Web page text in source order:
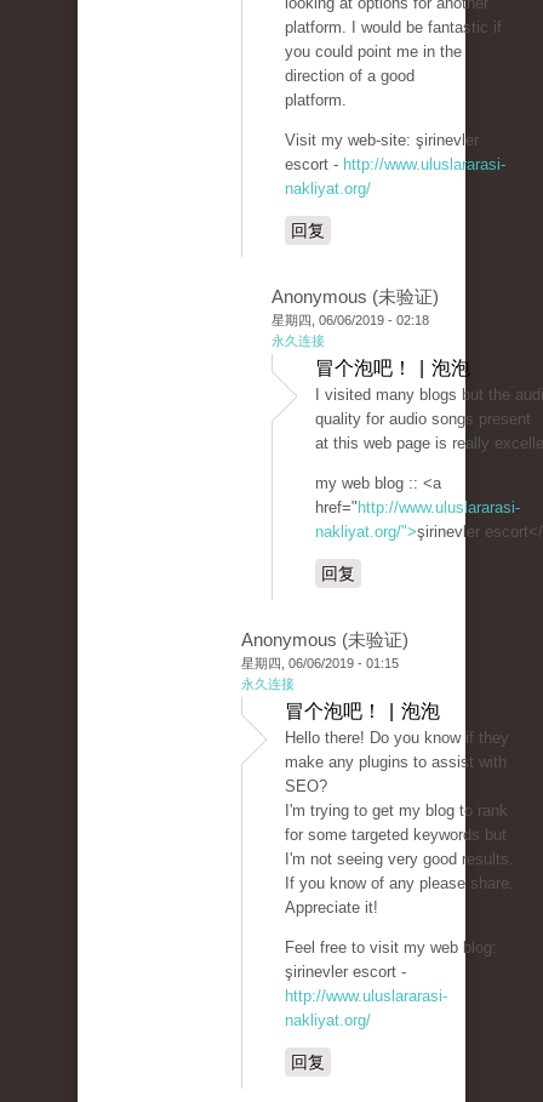
platform. I would be fantastic if
you could point me in the
direction of a good
platform.
Visit my web-site: şirinevler
escort - http://www.uluslararasi-
nakliyat.org/
回复
Anonymous (未验证)
星期四, 06/06/2019 - 02:18
永久连接
冒个泡吧！ | 泡泡
I visited many blogs but the
quality for audio songs present
at this web page is really
my web blog :: <a
href=" http://www.uluslararasi-
nakliyat.org/">şirinevler
回复
Anonymous (未验证)
星期四, 06/06/2019 - 01:15
永久连接
冒个泡吧！ | 泡泡
Hello there! Do you know if they
make any plugins to assist with
SEO?
I'm trying to get my blog to rank
for some targeted keywords but
I'm not seeing very good results.
If you know of any please share.
Appreciate it!
Feel free to visit my web blog:
şirinevler escort -
http://www.uluslararasi-
nakliyat.org/
回复